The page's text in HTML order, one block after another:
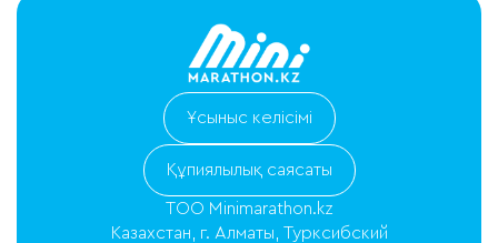
Ұсыныс келісімі
Құпиялылық саясаты
ТОО Minimarathon.kz
Казахстан, г. Алматы, Турксибский